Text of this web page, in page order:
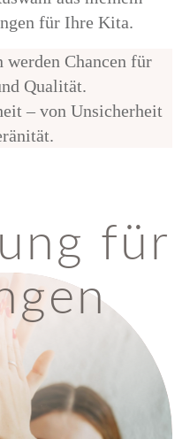
für Ihre Kita.
werden Chancen für
Qualität.
– von Unsicherheit
für